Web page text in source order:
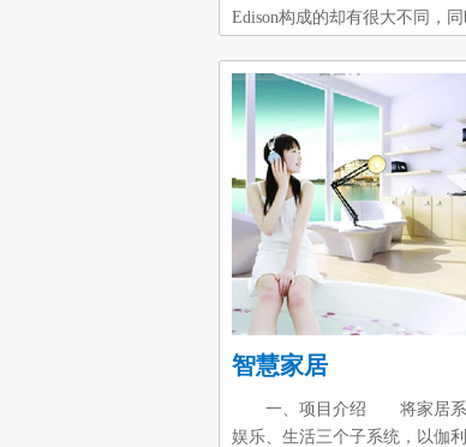
Edison构成的却有很大不同，
巧的Intel Edison的加入，这款
实现两个操作系统之间快速切换
以实现多达60点触摸，而
触摸。外壳由航空铝材构件，
误触技术，可实现IP54的防水性
吸引力在于它的双操作系统，
硬件按钮进行切换。实际上是
的操作系统。A
智慧家居
一、项目介绍 将家居系
娱乐、生活三个子系统，以伽